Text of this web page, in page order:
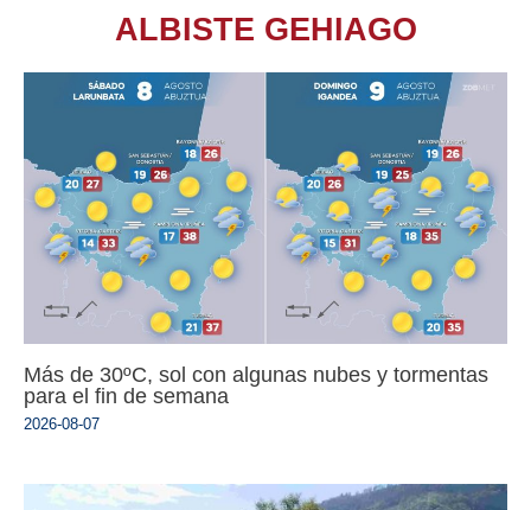
ALBISTE GEHIAGO
Más de 30ºC, sol con algunas nubes y tormentas
para el fin de semana
2026-08-07